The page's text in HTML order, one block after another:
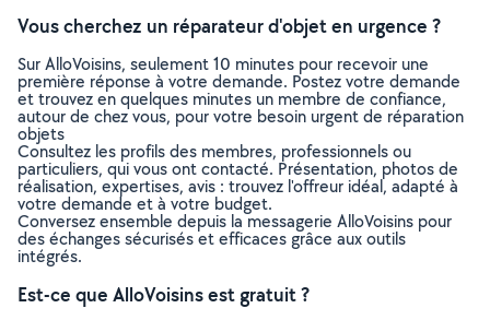
Vous cherchez un réparateur d'objet en urgence ?
Sur AlloVoisins, seulement 10 minutes pour recevoir une
première réponse à votre demande. Postez votre demande
et trouvez en quelques minutes un membre de confiance,
autour de chez vous, pour votre besoin urgent de réparation
objets
Consultez les profils des membres, professionnels ou
particuliers, qui vous ont contacté. Présentation, photos de
réalisation, expertises, avis : trouvez l'offreur idéal, adapté à
votre demande et à votre budget.
Conversez ensemble depuis la messagerie AlloVoisins pour
des échanges sécurisés et efficaces grâce aux outils
intégrés.
Est-ce que AlloVoisins est gratuit ?